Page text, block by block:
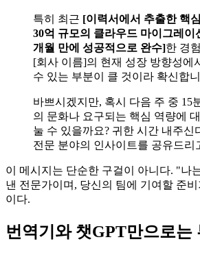
특히 최근 [이력서에서 추출한 핵
30억 규모의 클라우드 마이그레이
개월 만에 성공적으로 완수]​한 경
[회사 이름]의 현재 성장 방향성에
수 있는 부분이 클 것이라 확신합
바쁘시겠지만, 혹시 다음 주 중 15
의 문화나 요구되는 핵심 역량에
눌 수 있을까요? 귀한 시간 내주신
전문 분야의 인사이트를 공유드리
이 메시지는 단순한 구걸이 아니다. "나
낸 전문가이며, 당신의 팀에 기여할 준
이다.
번역기와 챗GPT만으로는